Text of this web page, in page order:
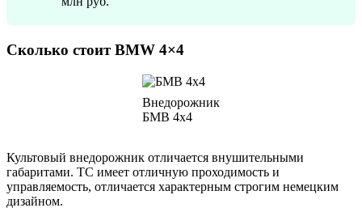
Сколько стоит BMW 4×4
Внедорожник
БМВ 4х4
Культовый внедорожник отличается внушительными
габаритами. ТС имеет отличную проходимость и
управляемость, отличается характерным строгим немецким
дизайном.